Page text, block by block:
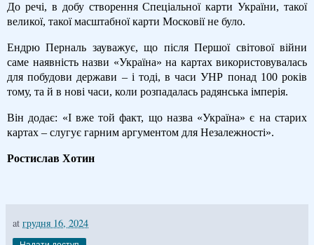
До речі, в добу створення Спеціальної карти України, такої
великої, такої масштабної карти Московії не було.
Ендрю Перналь зауважує, що після Першої світової війни
саме наявність назви «Україна» на картах використовувалась
для побудови держави – і тоді, в часи УНР понад 100 років
тому, та й в нові часи, коли розпадалась радянська імперія.
Він додає: «І вже той факт, що назва «Україна» є на старих
картах – слугує гарним аргументом для Незалежності».
Ростислав Хотин
at грудня 16, 2024